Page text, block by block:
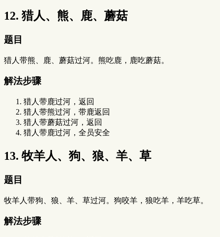
12. 猎人、熊、鹿、蘑菇
题目
猎人带熊、鹿、蘑菇过河。熊吃鹿，鹿吃蘑菇。
解法步骤
猎人带鹿过河，返回
猎人带熊过河，带鹿返回
猎人带蘑菇过河，返回
猎人带鹿过河，全员安全
13. 牧羊人、狗、狼、羊、草
题目
牧羊人带狗、狼、羊、草过河。狗咬羊，狼吃羊，羊吃草。
解法步骤